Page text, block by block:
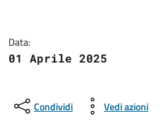
Data:
01 Aprile 2025
Condividi Vedi azioni